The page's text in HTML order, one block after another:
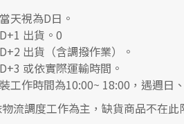
天視為D日。
D+1 出貨。0
D+2 出貨（含調撥作業）。
D+3 或依實際運輸時間。
工作時間為10:00~ 18:00，遇週日
度工作為主，缺貨商品不在此